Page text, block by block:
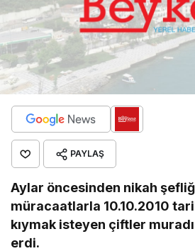
PAYLAŞ
Aylar öncesinden nikah
müracaatlarla 10.10.2010
kıymak isteyen çiftler